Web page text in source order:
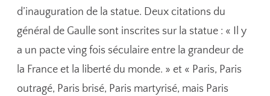
d’inauguration de la statue. Deux citations du
général de Gaulle sont inscrites sur la statue : « Il y
a un pacte ving fois séculaire entre la grandeur de
la France et la liberté du monde. » et « Paris, Paris
outragé, Paris brisé, Paris martyrisé, mais Paris